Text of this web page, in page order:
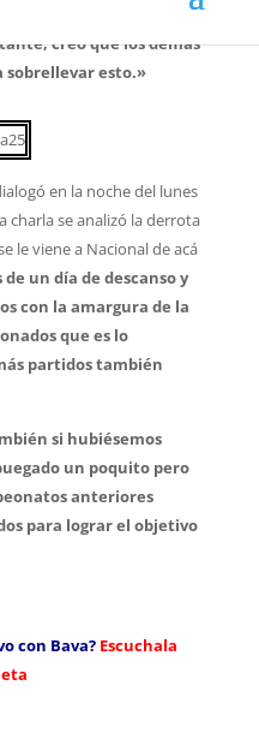
creo que los demás
esto.»
en la noche del lunes
charla se analizó la derrota
le viene a Nacional de acá
un día de descanso y
con la amargura de la
que es lo
partidos también
si hubiésemos
un poquito pero
anteriores
para lograr el objetivo
con Bava? Escuchala